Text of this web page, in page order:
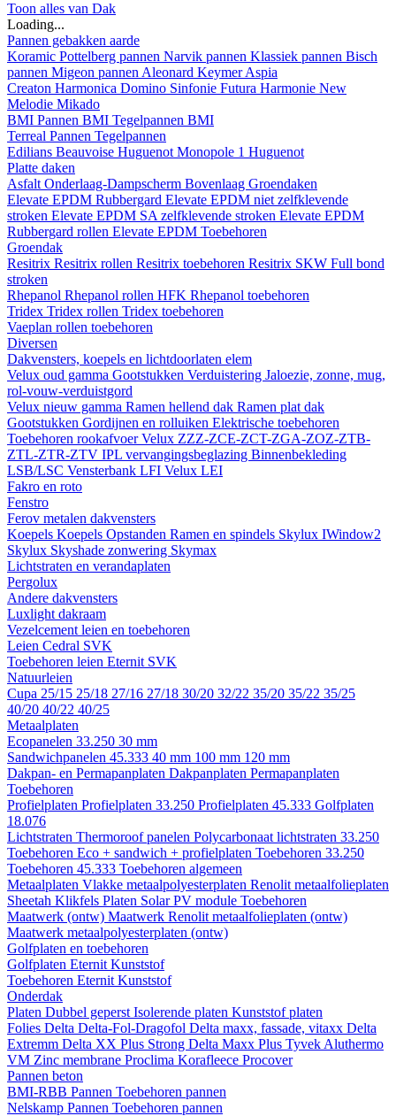
Toon alles van Dak
Loading...
Pannen gebakken aarde
Koramic Pottelberg pannen Narvik pannen Klassiek pannen Bisch
pannen Migeon pannen Aleonard KeymerAspia
Creaton Harmonica Domino Sinfonie Futura Harmonie New
Melodie Mikado
BMI Pannen BMI Tegelpannen BMI
Terreal Pannen Tegelpannen
Edilians Beauvoise Huguenot Monopole 1 Huguenot
Platte daken
Asfalt Onderlaag-Dampscherm Bovenlaag Groendaken
Elevate EPDM Rubbergard Elevate EPDM niet zelfklevende
stroken Elevate EPDM SA zelfklevende stroken Elevate EPDM
Rubbergard rollen Elevate EPDM Toebehoren
Groendak
Resitrix Resitrix rollen Resitrix toebehoren Resitrix SKW Full bond
stroken
Rhepanol Rhepanol rollen HFK Rhepanol toebehoren
Tridex Tridex rollen Tridex toebehoren
Vaeplan rollen toebehoren
Diversen
Dakvensters, koepels en lichtdoorlaten elem
Velux oud gamma Gootstukken Verduistering Jaloezie, zonne, mug,
rol-vouw-verduistgord
Velux nieuw gamma Ramen hellend dak Ramen plat dak
Gootstukken Gordijnen en rolluiken Elektrische toebehoren
Toebehoren rookafvoerVelux ZZZ-ZCE-ZCT-ZGA-ZOZ-ZTB-
ZTL-ZTR-ZTV IPL vervangingsbeglazing Binnenbekleding
LSB/LSC Vensterbank LFI Velux LEI
Fakro en roto
Fenstro
Ferov metalen dakvensters
Koepels Koepels Opstanden Ramen en spindels Skylux IWindow2
Skylux Skyshade zonwering Skymax
Lichtstraten en verandaplaten
Pergolux
Andere dakvensters
Luxlight dakraam
Vezelcement leien en toebehoren
Leien Cedral SVK
Toebehoren leien Eternit SVK
Natuurleien
Cupa 25/15 25/18 27/16 27/18 30/20 32/22 35/20 35/22 35/25
40/20 40/22 40/25
Metaalplaten
Ecopanelen 33.250 30 mm
Sandwichpanelen 45.333 40 mm 100 mm 120 mm
Dakpan- en Permapanplaten Dakpanplaten Permapanplaten
Toebehoren
Profielplaten Profielplaten 33.250 Profielplaten 45.333 Golfplaten
18.076
Lichtstraten Thermoroof panelen Polycarbonaat lichtstraten 33.250
Toebehoren Eco + sandwich + profielplaten Toebehoren 33.250
Toebehoren 45.333 Toebehoren algemeen
Metaalplaten Vlakke metaalpolyesterplaten Renolit metaalfolieplaten
Sheetah Klikfels Platen Solar PV module Toebehoren
Maatwerk (ontw) Maatwerk Renolit metaalfolieplaten (ontw)
Maatwerk metaalpolyesterplaten (ontw)
Golfplaten en toebehoren
Golfplaten Eternit Kunststof
Toebehoren Eternit Kunststof
Onderdak
Platen Dubbel geperst Isolerende platen Kunststof platen
Folies Delta Delta-Fol-Dragofol Delta maxx, fassade, vitaxx Delta
Extremm Delta XX Plus Strong Delta Maxx Plus Tyvek Aluthermo
VM Zinc membrane Proclima Korafleece Procover
Pannen beton
BMI-RBB Pannen Toebehoren pannen
Nelskamp Pannen Toebehoren pannen